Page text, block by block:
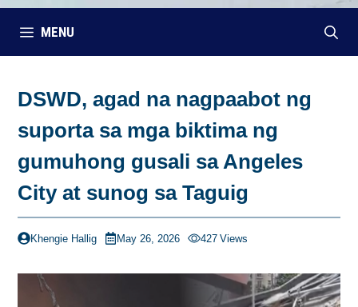
MENU
DSWD, agad na nagpaabot ng
suporta sa mga biktima ng
gumuhong gusali sa Angeles
City at sunog sa Taguig
Khengie Hallig May 26, 2026 427 Views